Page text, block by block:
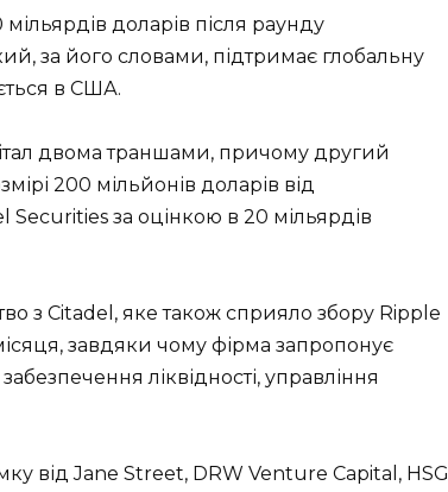
доларів після раунду
за його словами, підтримає глобальну
в США.
двома траншами, причому другий
200 мільйонів доларів від
Securities за оцінкою в 20 мільярдів
з Citadel, яке також сприяло збору Ripple
завдяки чому фірма запропонує
ліквідності, управління
від Jane Street, DRW Venture Capital, HSG